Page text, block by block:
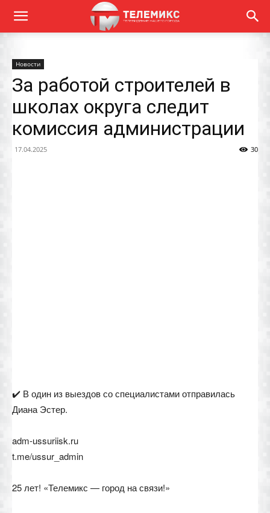
Новости
За работой строителей в
школах округа следит
комиссия администрации
17.04.2025 30
✔️ В один из выездов со специалистами отправилась
Диана Эстер.
adm-ussuriisk.ru
t.me/ussur_admin
25 лет! «Телемикс — город на связи!»